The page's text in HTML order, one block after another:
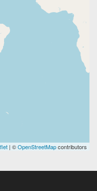
| ©OpenStreetMapcontributors